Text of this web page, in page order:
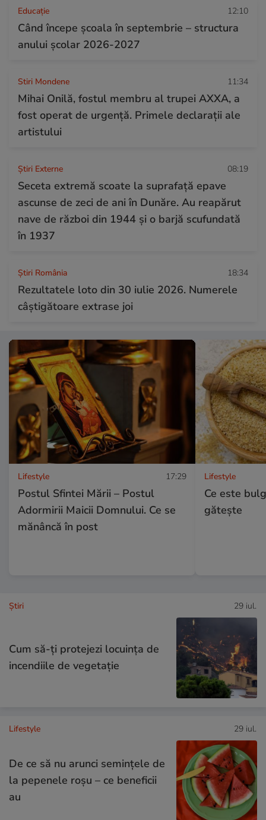
Educație 12:10
Când începe şcoala în septembrie – structura
anului şcolar 2026-2027
Stiri Mondene 11:34
Mihai Onilă, fostul membru al trupei AXXA, a
fost operat de urgență. Primele declarații ale
artistului
Știri Externe 08:19
Seceta extremă scoate la suprafață epave
ascunse de zeci de ani în Dunăre. Au reapărut
nave de război din 1944 și o barjă scufundată
în 1937
Știri România 18:34
Rezultatele loto din 30 iulie 2026. Numerele
câștigătoare extrase joi
Lifestyle 17:29
Postul Sfintei Mării – Postul
Adormirii Maicii Domnului. Ce se
mănâncă în post
Lifestyle
Ce este
gătește
Ştiri 29 iul.
Cum să-ți protejezi locuința de
incendiile de vegetație
Lifestyle 29 iul.
De ce să nu arunci semințele de
la pepenele roșu – ce beneficii
au